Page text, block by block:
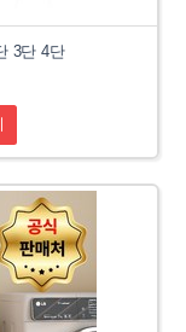
3단 4단